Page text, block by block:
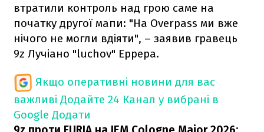
втратили контроль над грою саме на
початку другої мапи: "На Overpass ми вже
нічого не могли вдіяти", – заявив гравець
9z Лучіано "luchov" Еррера.
Якщо оперативні новини для вас
важливі Додайте 24 Канал у вибрані в
Google Додати